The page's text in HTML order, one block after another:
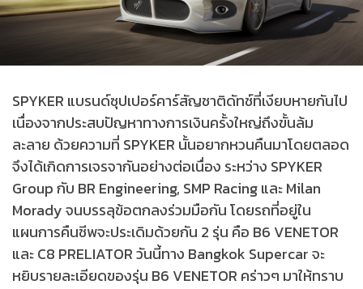
SPYKER แบรนด์ซุปเปอร์คาร์สัญชาติดัทช์ที่เงียบหายกันไป
เนื่องจากประสบปัญหาทางการเงินครั้งใหญ่ถึงขั้นล้ม
ละลาย ด้วยความที่ SPYKER นั้นอยากหวนคืนมาโดยตลอด
จึงได้เกิดการเจรจากันอย่างต่อเนื่อง ระหว่าง SPYKER
Group กับ BR Engineering, SMP Racing และ Milan
Morady จนบรรลุข้อตกลงร่วมมือกัน โดยรถที่อยู่ใน
แผนการคืนชีพจะประเดิมด้วยกัน 2 รุ่น คือ B6 VENETOR
และ C8 PRELIATOR วันนี้ทาง Bangkok Supercar จะ
หยิบรายละเอียดของรุ่น B6 VENETOR คร่าวๆ มาให้ทราบ